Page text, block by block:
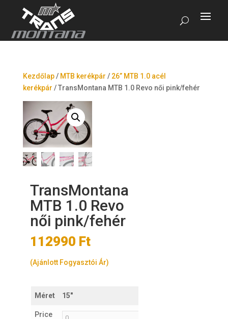
Kezdőlap/ MTB kerékpár / 26” MTB 1.0 acél
kerékpár /TransMontana MTB 1.0 Revo női pink/fehér
TransMontana
MTB 1.0 Revo
női pink/fehér
112990 Ft
(Ajánlott Fogyasztói Ár)
Méret 15"
Price